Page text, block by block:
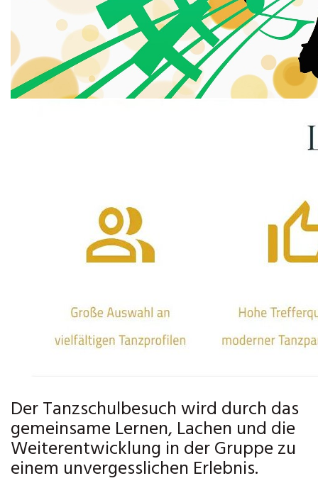
Der Tanzschulbesuch wird durch das
gemeinsame Lernen, Lachen und die
Weiterentwicklung in der Gruppe zu
einem unvergesslichen Erlebnis.